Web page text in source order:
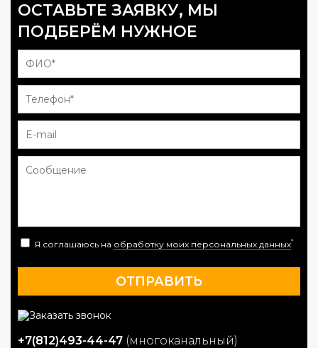
ОСТАВЬТЕ ЗАЯВКУ, МЫ
ПОДБЕРЁМ НУЖНОЕ
Я соглашаюсь на обработку моих персональных данных*
+7(812)493-44-47 (многоканальный)